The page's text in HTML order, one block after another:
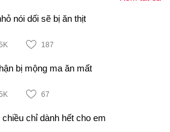
nói dối sẽ bị ăn thịt
187
bị mộng ma ăn mất
67
chỉ dành hết cho em